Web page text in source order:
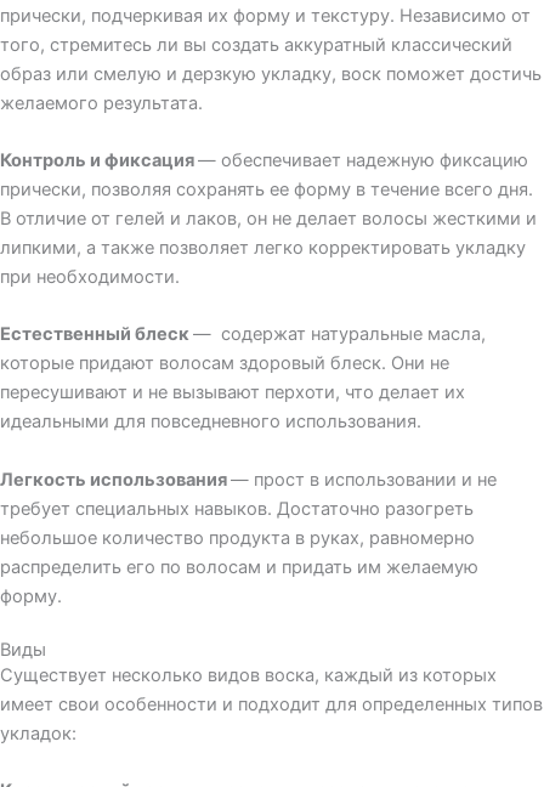
прически, подчеркивая их форму и текстуру. Независимо от
того, стремитесь ли вы создать аккуратный классический
образ или смелую и дерзкую укладку, воск поможет достичь
желаемого результата.
Контроль и фиксация— обеспечивает надежную фиксацию
прически, позволяя сохранять ее форму в течение всего дня.
В отличие от гелей и лаков, он не делает волосы жесткими и
липкими, а также позволяет легко корректировать укладку
при необходимости.
Естественный блеск — содержат натуральные масла,
которые придают волосам здоровый блеск. Они не
пересушивают и не вызывают перхоти, что делает их
идеальными для повседневного использования.
Легкость использования— прост в использовании и не
требует специальных навыков. Достаточно разогреть
небольшое количество продукта в руках, равномерно
распределить его по волосам и придать им желаемую
форму.
Виды
Существует несколько видов воска, каждый из которых
имеет свои особенности и подходит для определенных типов
укладок: